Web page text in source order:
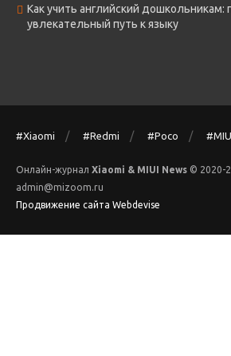
Как учить английский дошкольникам:
увлекательный путь к языку
#Xiaomi #Redmi #Poco
Онлайн-журнал Xiaomi & MIUI News © 2020-
admin@mizoom.ru
Продвижение сайта Webdevise